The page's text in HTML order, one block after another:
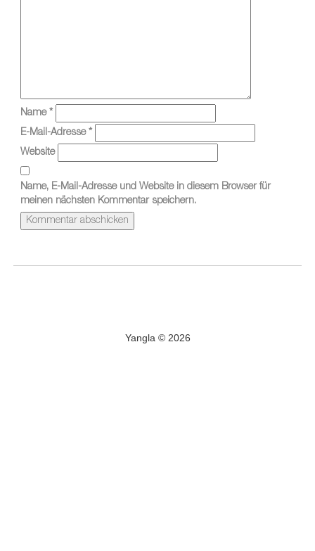
Name *
E-Mail-Adresse *
Website
Name, E-Mail-Adresse und Website in diesem Browser für
meinen nächsten Kommentar speichern.
Yangla © 2026